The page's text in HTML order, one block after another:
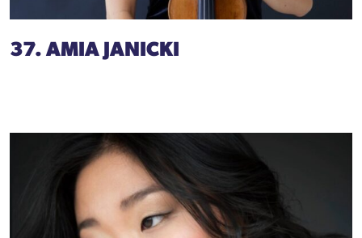
37. AMIA JANICKI